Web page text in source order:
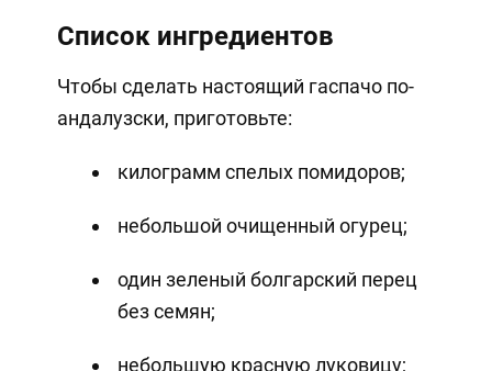
Список ингредиентов
Чтобы сделать настоящий гаспачо по-
андалузски, приготовьте:
килограмм спелых помидоров;
небольшой очищенный огурец;
один зеленый болгарский перец
без семян;
небольшую красную луковицу;